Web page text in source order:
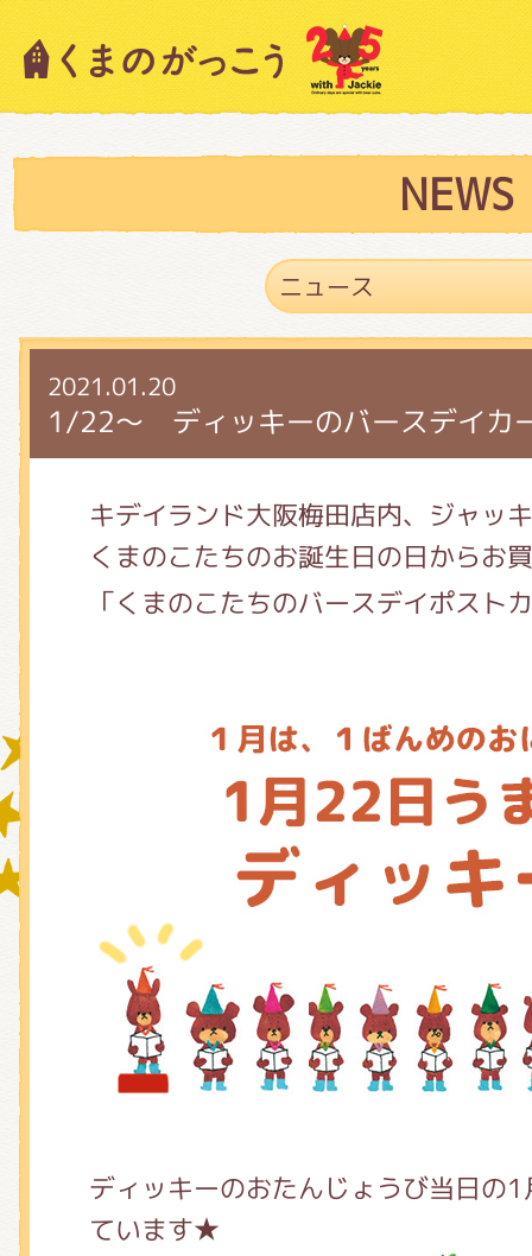
NEWS
2021.01.20
1/22～ ディッキーのバースデイカ
キデイランド大阪梅田店内、ジャッ
くまのこたちのお誕生日の日からお
「くまのこたちのバースデイポスト
ディッキーのおたんじょうび当日の
ています★
キャラクター紹介
スタッフブログ
絵本・作家紹介
ショップインフォメーション
グッズインフォメーション
ミュージカル・コンサート
おたのしみコンテンツ(クイズ・
チア ジャッキーズ！
くまのがっこう しょくいんしつ
くまのがっこう 家庭科部